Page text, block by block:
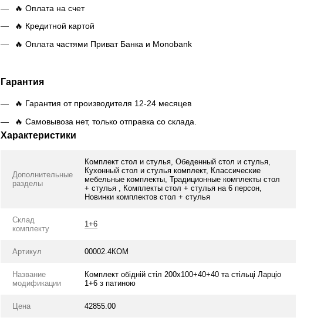
🔥 Оплата на счет
🔥 Кредитной картой
🔥 Оплата частями Приват Банка и Monobank
Гарантия
🔥 Гарантия от производителя 12-24 месяцев
🔥 Самовывоза нет, только отправка со склада.
Характеристики
Дополнительные
разделы
Комплект стол и стулья, Обеденный стол и стулья,
Кухонный стол и стулья комплект, Классические
мебельные комплекты, Традиционные комплекты стол
+ стулья , Комплекты стол + стулья на 6 персон,
Новинки комплектов стол + стулья
Склад
комплекту
1+6
Артикул 00002.4КОМ
Название
модификации
Комплект обідній стіл 200х100+40+40 та стільці Ларціо
1+6 з патиною
Цена 42855.00